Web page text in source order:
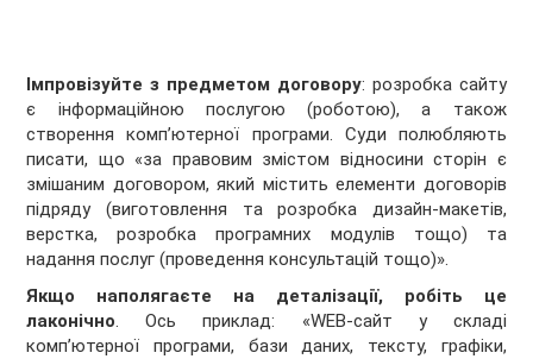
Імпровізуйте з предметом договору: розробка сайту
є інформаційною послугою (роботою), а також
створення комп’ютерної програми. Суди полюбляють
писати, що «за правовим змістом відносини сторін є
змішаним договором, який містить елементи договорів
підряду (виготовлення та розробка дизайн-макетів,
верстка, розробка програмних модулів тощо) та
надання послуг (проведення консультацій тощо)».
Якщо наполягаєте на деталізації, робіть це
лаконічно. Ось приклад: «WЕВ-сайт у складі
комп’ютерної програми, бази даних, тексту, графіки,